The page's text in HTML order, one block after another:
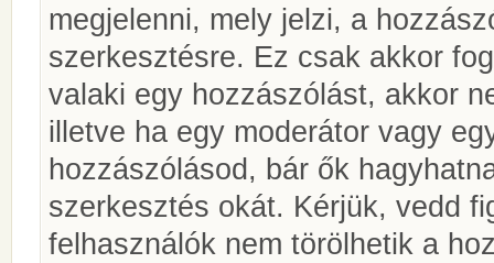
megjelenni, mely jelzi, a
szerkesztésre. Ez csak akkor
valaki egy hozzászólást, akkor
illetve ha egy moderátor vagy
hozzászólásod, bár ők
szerkesztés okát. Kérjük, vedd
felhasználók nem törölhetik a